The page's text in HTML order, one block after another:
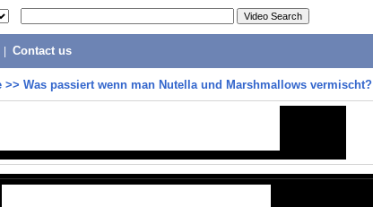
Contact us
>> Was passiert wenn man Nutella und Marshmallows vermischt?